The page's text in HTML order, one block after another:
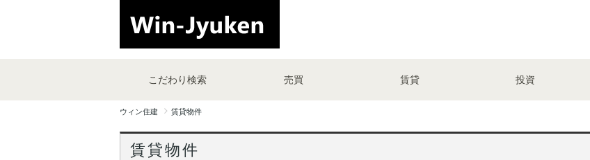
こだわり検索 売買 賃貸 投資
ウィン住建 賃貸物件
賃貸物件